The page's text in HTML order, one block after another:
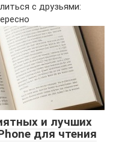
с друзьями:
и лучших
для чтения